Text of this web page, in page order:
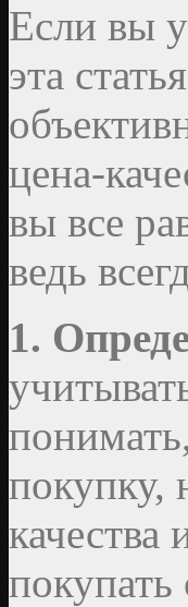
Если вы
эта
цена-
вы все
ведь
1.
покупку,